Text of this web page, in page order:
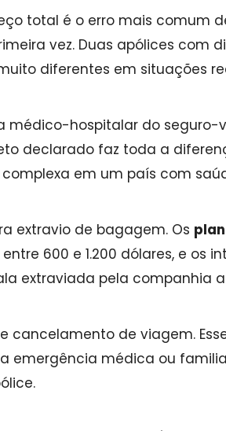
total é o erro mais comum
vez. Duas apólices com
diferentes em situações
médico-hospitalar do seguro-
declarado faz toda a
em um país com
extravio de bagagem. Os
600 e 1.200 dólares, e os
extraviada pela companhia
cancelamento de viagem.
emergência médica ou